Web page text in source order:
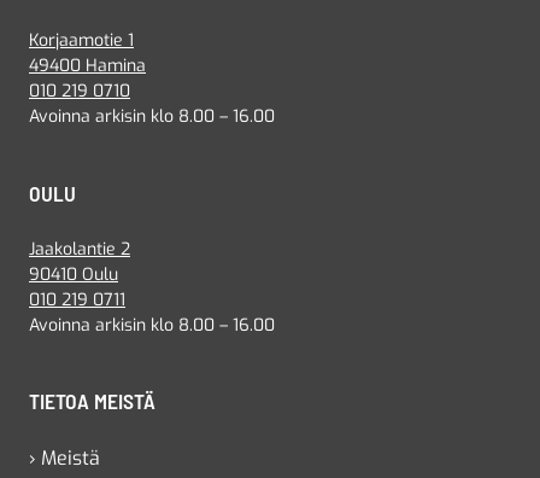
Korjaamotie 1
49400 Hamina
010 219 0710
Avoinna arkisin klo 8.00 – 16.00
OULU
Jaakolantie 2
90410 Oulu
010 219 0711
Avoinna arkisin klo 8.00 – 16.00
TIETOA MEISTÄ
› Meistä